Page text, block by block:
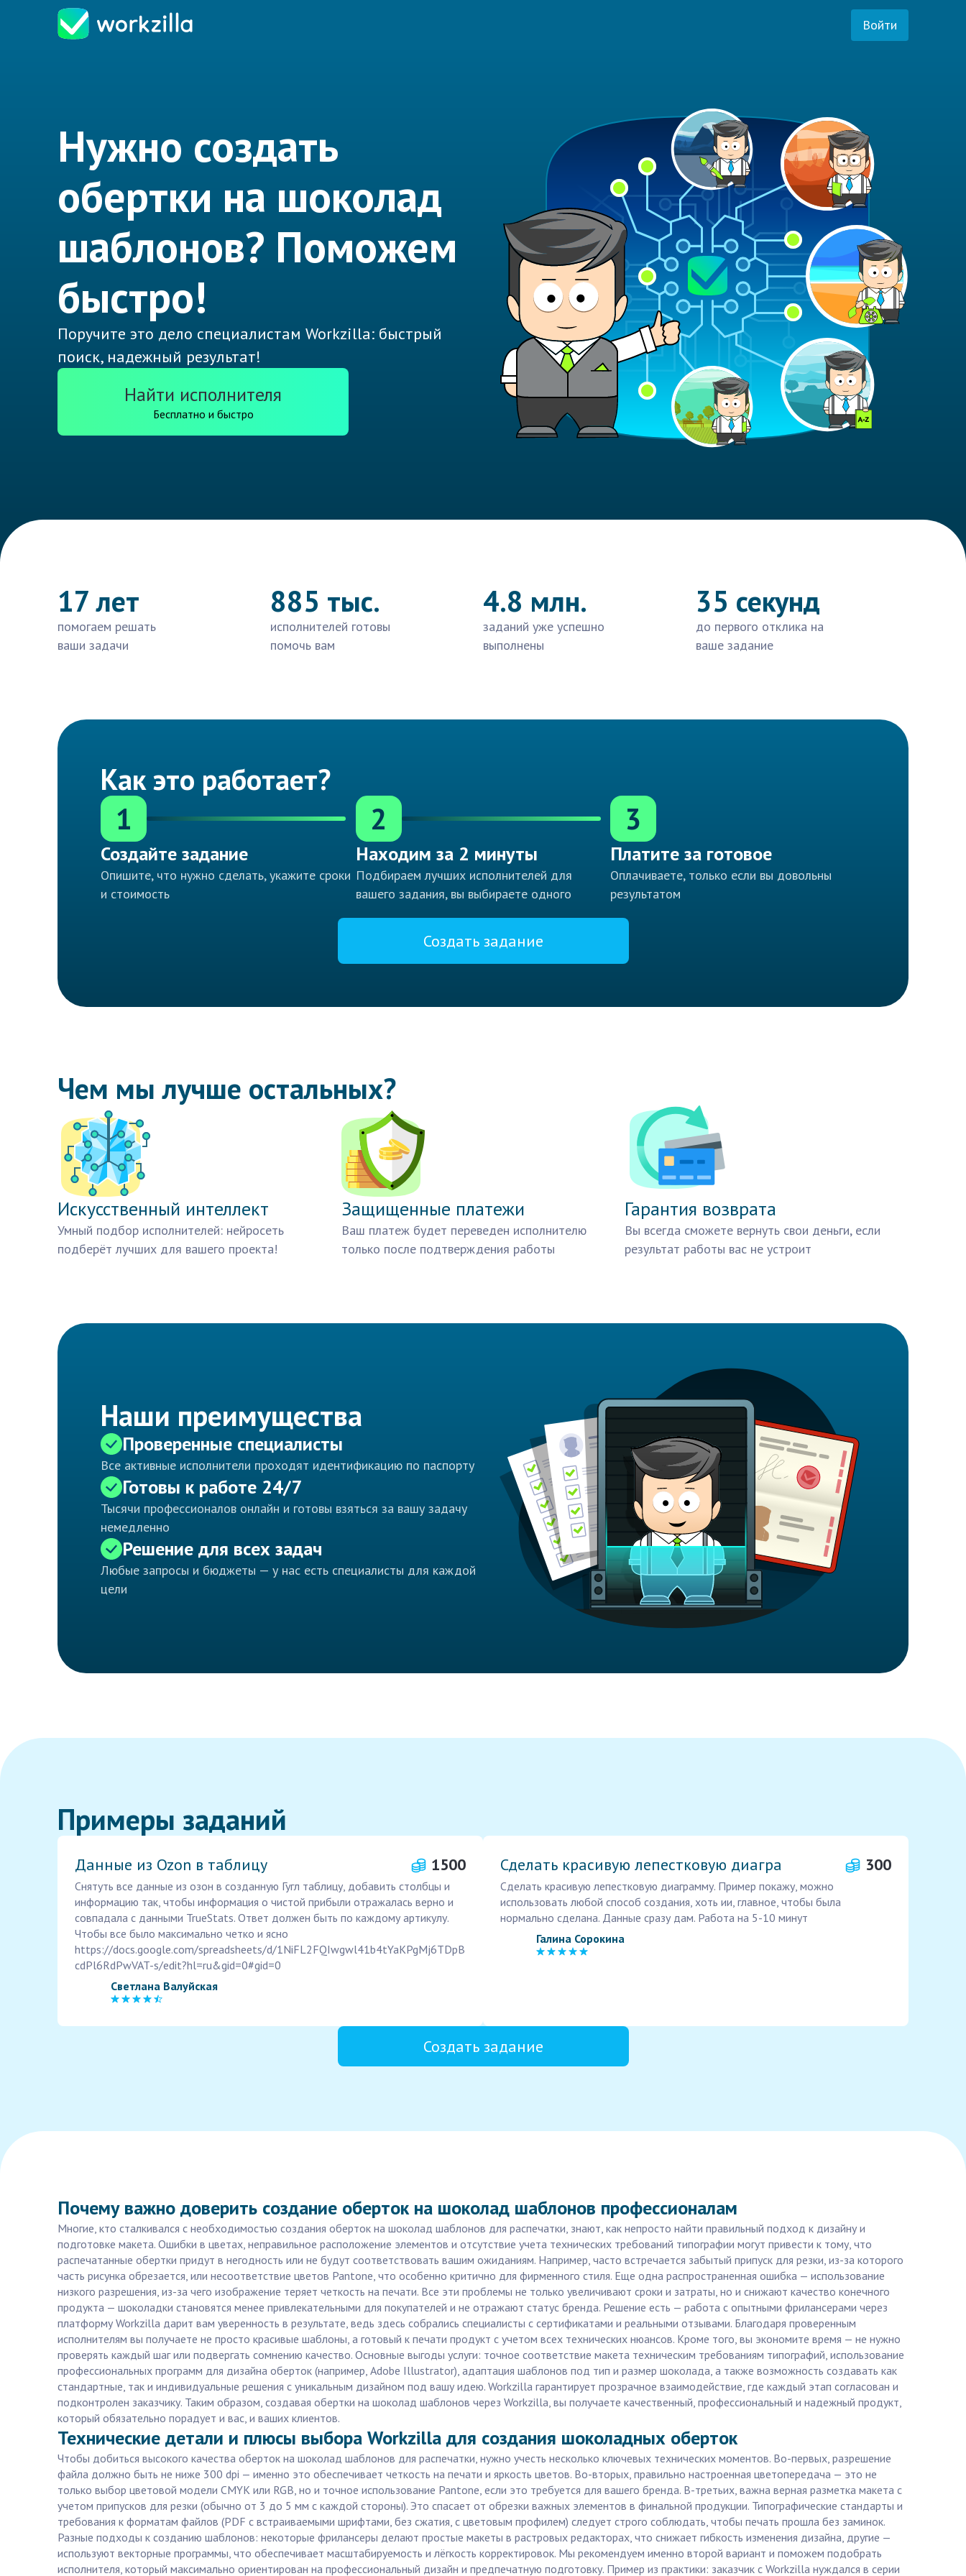
Войти
Нужно создать
обертки на шоколад
шаблонов? Поможем
быстро!
Поручите это дело специалистам Workzilla: быстрый
поиск, надежный результат!
Найти исполнителя
Бесплатно и быстро
17 лет
помогаем решать
ваши задачи
885 тыс.
исполнителей готовы
помочь вам
4.8 млн.
заданий уже успешно
выполнены
35 секунд
до первого отклика на
ваше задание
Как это работает?
1
Создайте задание
Опишите, что нужно сделать, укажите сроки
и стоимость
2
Находим за 2 минуты
Подбираем лучших исполнителей для
вашего задания, вы выбираете одного
3
Платите за готовое
Оплачиваете, только если вы довольны
результатом
Создать задание
Чем мы лучше остальных?
Искусственный интеллект
Умный подбор исполнителей: нейросеть
подберёт лучших для вашего проекта!
Защищенные платежи
Ваш платеж будет переведен исполнителю
только после подтверждения работы
Гарантия возврата
Вы всегда сможете вернуть свои деньги, если
результат работы вас не устроит
Наши преимущества
Проверенные специалисты
Все активные исполнители проходят идентификацию по паспорту
Готовы к работе 24/7
Тысячи профессионалов онлайн и готовы взяться за вашу задачу
немедленно
Решение для всех задач
Любые запросы и бюджеты — у нас есть специалисты для каждой
цели
Примеры заданий
Данные из Ozon в таблицу 1500
Снятуть все данные из озон в созданную Гугл таблицу, добавить столбцы и
информацию так, чтобы информация о чистой прибыли отражалась верно и
совпадала с данными TrueStats. Ответ должен быть по каждому артикулу.
Чтобы все было максимально четко и ясно
https://docs.google.com/spreadsheets/d/1NiFL2FQIwgwl41b4tYaKPgMj6TDpB
cdPl6RdPwVAT-s/edit?hl=ru&gid=0#gid=0
Светлана Валуйская
Сделать красивую лепестковую диагра 300
Сделать красивую лепестковую диаграмму. Пример покажу, можно
использовать любой способ создания, хоть ии, главное, чтобы была
нормально сделана. Данные сразу дам. Работа на 5-10 минут
Галина Сорокина
Создать задание
Почему важно доверить создание оберток на шоколад шаблонов профессионалам
Многие, кто сталкивался с необходимостью создания оберток на шоколад шаблонов для распечатки, знают, как непросто найти правильный подход к дизайну и
подготовке макета. Ошибки в цветах, неправильное расположение элементов и отсутствие учета технических требований типографии могут привести к тому, что
распечатанные обертки придут в негодность или не будут соответствовать вашим ожиданиям. Например, часто встречается забытый припуск для резки, из-за которого
часть рисунка обрезается, или несоответствие цветов Pantone, что особенно критично для фирменного стиля. Еще одна распространенная ошибка — использование
низкого разрешения, из-за чего изображение теряет четкость на печати. Все эти проблемы не только увеличивают сроки и затраты, но и снижают качество конечного
продукта — шоколадки становятся менее привлекательными для покупателей и не отражают статус бренда. Решение есть — работа с опытными фрилансерами через
платформу Workzilla дарит вам уверенность в результате, ведь здесь собрались специалисты с сертификатами и реальными отзывами. Благодаря проверенным
исполнителям вы получаете не просто красивые шаблоны, а готовый к печати продукт с учетом всех технических нюансов. Кроме того, вы экономите время — не нужно
проверять каждый шаг или подвергать сомнению качество. Основные выгоды услуги: точное соответствие макета техническим требованиям типографий, использование
профессиональных программ для дизайна оберток (например, Adobe Illustrator), адаптация шаблонов под тип и размер шоколада, а также возможность создавать как
стандартные, так и индивидуальные решения с уникальным дизайном под вашу идею. Workzilla гарантирует прозрачное взаимодействие, где каждый этап согласован и
подконтролен заказчику. Таким образом, создавая обертки на шоколад шаблонов через Workzilla, вы получаете качественный, профессиональный и надежный продукт,
который обязательно порадует и вас, и ваших клиентов.
Технические детали и плюсы выбора Workzilla для создания шоколадных оберток
Чтобы добиться высокого качества оберток на шоколад шаблонов для распечатки, нужно учесть несколько ключевых технических моментов. Во-первых, разрешение
файла должно быть не ниже 300 dpi — именно это обеспечивает четкость на печати и яркость цветов. Во-вторых, правильно настроенная цветопередача — это не
только выбор цветовой модели CMYK или RGB, но и точное использование Pantone, если это требуется для вашего бренда. В-третьих, важна верная разметка макета с
учетом припусков для резки (обычно от 3 до 5 мм с каждой стороны). Это спасает от обрезки важных элементов в финальной продукции. Типографические стандарты и
требования к форматам файлов (PDF с встраиваемыми шрифтами, без сжатия, с цветовым профилем) следует строго соблюдать, чтобы печать прошла без заминок.
Разные подходы к созданию шаблонов: некоторые фрилансеры делают простые макеты в растровых редакторах, что снижает гибкость изменения дизайна, другие —
используют векторные программы, что обеспечивает масштабируемость и лёгкость корректировок. Мы рекомендуем именно второй вариант и поможем подобрать
исполнителя, который максимально ориентирован на профессиональный дизайн и предпечатную подготовку. Пример из практики: заказчик с Workzilla нуждался в серии